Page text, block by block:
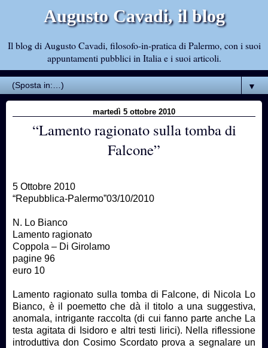
Augusto Cavadi, il blog
Il blog di Augusto Cavadi, filosofo-in-pratica di Palermo, con i suoi
appuntamenti pubblici in Italia e i suoi articoli.
▼
martedì 5 ottobre 2010
“Lamento ragionato sulla tomba di
Falcone”
5 Ottobre 2010
“Repubblica-Palermo”03/10/2010
N. Lo Bianco
Lamento ragionato
Coppola – Di Girolamo
pagine 96
euro 10
Lamento ragionato sulla tomba di Falcone, di Nicola Lo
Bianco, è il poemetto che dà il titolo a una suggestiva,
anomala, intrigante raccolta (di cui fanno parte anche La
testa agitata di Isidoro e altri testi lirici). Nella riflessione
introduttiva don Cosimo Scordato prova a segnalare un